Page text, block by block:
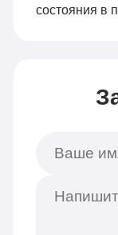
состояния в